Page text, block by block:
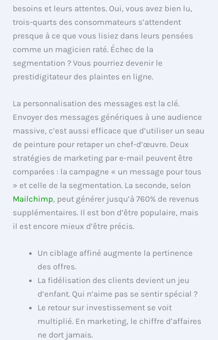
besoins et leurs attentes. Oui, vous avez bien lu,
trois-quarts des consommateurs s’attendent
presque à ce que vous lisiez dans leurs pensées
comme un magicien raté. Échec de la
segmentation ? Vous pourriez devenir le
prestidigitateur des plaintes en ligne.
La personnalisation des messages est la clé.
Envoyer des messages génériques à une audience
massive, c’est aussi efficace que d’utiliser un seau
de peinture pour retaper un chef-d’œuvre. Deux
stratégies de marketing par e-mail peuvent être
comparées : la campagne « un message pour tous
» et celle de la segmentation. La seconde, selon
Mailchimp, peut générer jusqu’à 760% de revenus
supplémentaires. Il est bon d’être populaire, mais
il est encore mieux d’être précis.
Un ciblage affiné augmente la pertinence
des offres.
La fidélisation des clients devient un jeu
d’enfant. Qui n’aime pas se sentir spécial ?
Le retour sur investissement se voit
multiplié. En marketing, le chiffre d’affaires
ne dort jamais.